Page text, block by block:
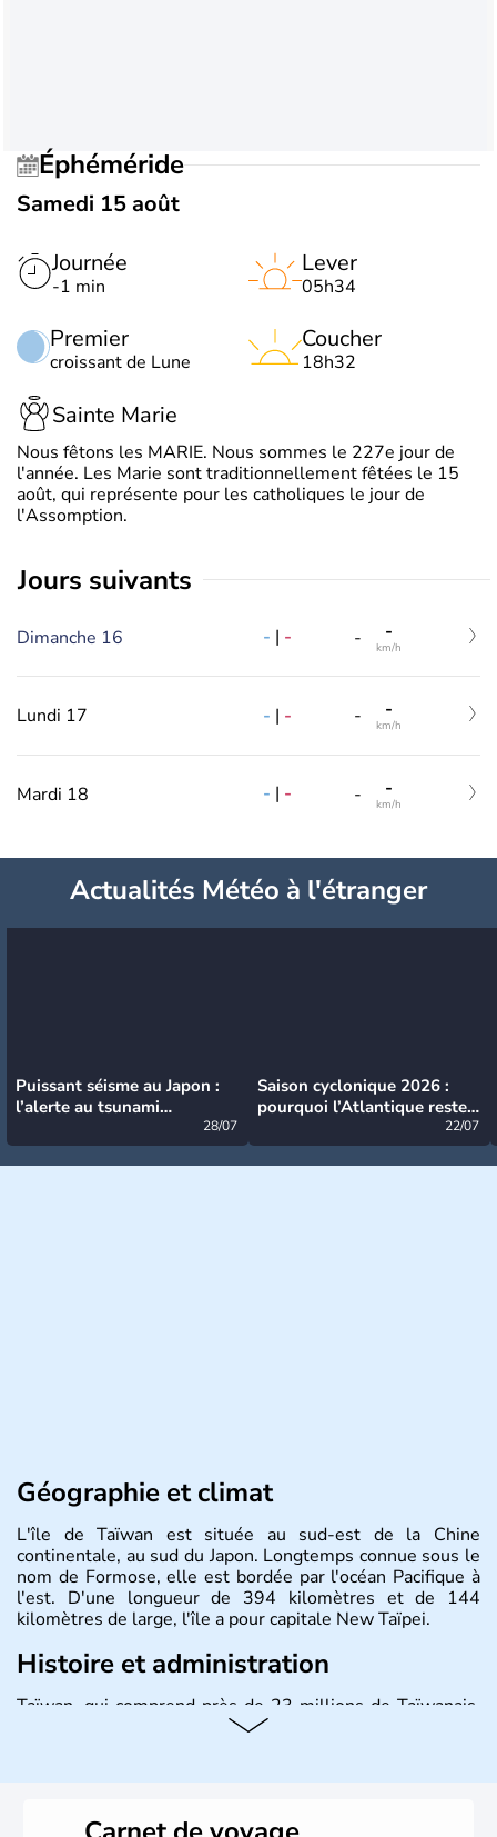
Éphéméride
Samedi 15 août
Journée
-1 min
Premier
croissant de Lune
Lever
05h34
Coucher
18h32
Sainte Marie
Nous fêtons les MARIE. Nous sommes le 227e jour de
l'année. Les Marie sont traditionnellement fêtées le 15
août, qui représente pour les catholiques le jour de
l'Assomption.
jours suivants
Dimanche 16 - | - - -
km/h
Lundi 17 - | - - -
km/h
Mardi 18 - | - - -
km/h
Actualités Météo à l'étranger
Puissant séisme au Japon :
l’alerte au tsunami
28/07
Saison cyclonique 2026 :
pourquoi l’Atlantique reste
22/07
Géographie et climat
L'île de Taïwan est située au sud-est de la Chine
continentale, au sud du Japon. Longtemps connue sous le
nom de Formose, elle est bordée par l'océan Pacifique à
l'est. D'une longueur de 394 kilomètres et de 144
kilomètres de large, l'île a pour capitale New Taïpei.
Histoire et administration
Taïwan, qui comprend près de 23 millions de Taïwanais,
joue un rôle important dans l'économie mondiale en